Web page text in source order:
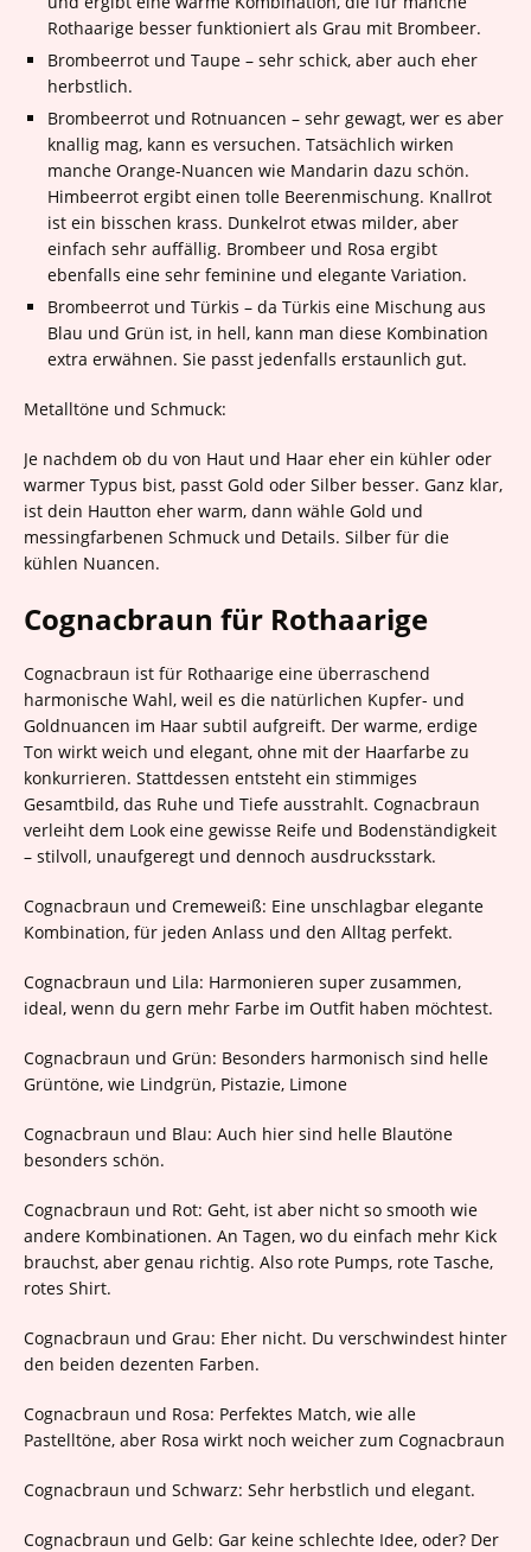
Rothaarige besser funktioniert als Grau mit Brombeer.
Brombeerrot und Taupe – sehr schick, aber auch eher
herbstlich.
Brombeerrot und Rotnuancen – sehr gewagt, wer es aber
knallig mag, kann es versuchen. Tatsächlich wirken
manche Orange-Nuancen wie Mandarin dazu schön.
Himbeerrot ergibt einen tolle Beerenmischung. Knallrot
ist ein bisschen krass. Dunkelrot etwas milder, aber
einfach sehr auffällig. Brombeer und Rosa ergibt
ebenfalls eine sehr feminine und elegante Variation.
Brombeerrot und Türkis – da Türkis eine Mischung aus
Blau und Grün ist, in hell, kann man diese Kombination
extra erwähnen. Sie passt jedenfalls erstaunlich gut.
Metalltöne und Schmuck:
Je nachdem ob du von Haut und Haar eher ein kühler oder
warmer Typus bist, passt Gold oder Silber besser. Ganz klar,
ist dein Hautton eher warm, dann wähle Gold und
messingfarbenen Schmuck und Details. Silber für die
kühlen Nuancen.
Cognacbraun für Rothaarige
Cognacbraun ist für Rothaarige eine überraschend
harmonische Wahl, weil es die natürlichen Kupfer- und
Goldnuancen im Haar subtil aufgreift. Der warme, erdige
Ton wirkt weich und elegant, ohne mit der Haarfarbe zu
konkurrieren. Stattdessen entsteht ein stimmiges
Gesamtbild, das Ruhe und Tiefe ausstrahlt. Cognacbraun
verleiht dem Look eine gewisse Reife und Bodenständigkeit
– stilvoll, unaufgeregt und dennoch ausdrucksstark.
Cognacbraun und Cremeweiß: Eine unschlagbar elegante
Kombination, für jeden Anlass und den Alltag perfekt.
Cognacbraun und Lila: Harmonieren super zusammen,
ideal, wenn du gern mehr Farbe im Outfit haben möchtest.
Cognacbraun und Grün: Besonders harmonisch sind helle
Grüntöne, wie Lindgrün, Pistazie, Limone
Cognacbraun und Blau: Auch hier sind helle Blautöne
besonders schön.
Cognacbraun und Rot: Geht, ist aber nicht so smooth wie
andere Kombinationen. An Tagen, wo du einfach mehr Kick
brauchst, aber genau richtig. Also rote Pumps, rote Tasche,
rotes Shirt.
Cognacbraun und Grau: Eher nicht. Du verschwindest hinter
den beiden dezenten Farben.
Cognacbraun und Rosa: Perfektes Match, wie alle
Pastelltöne, aber Rosa wirkt noch weicher zum Cognacbraun
Cognacbraun und Schwarz: Sehr herbstlich und elegant.
Cognacbraun und Gelb: Gar keine schlechte Idee, oder? Der